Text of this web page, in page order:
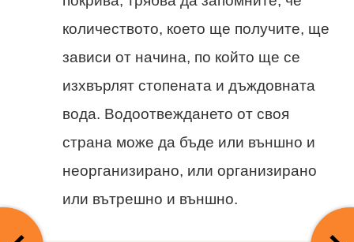
количеството, което ще получите, ще
зависи от начина, по който ще се
изхвърлят стопената и дъждовната
вода. Водоотвеждането от своя
страна може да бъде или външно и
неорганизирано, или организирано
или вътрешно и външно.